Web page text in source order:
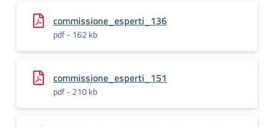
commissione_esperti_136
pdf - 162 kb
commissione_esperti_151
pdf - 210 kb